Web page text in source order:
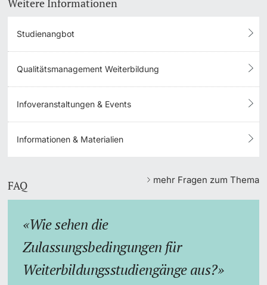
Weitere Informationen
Studienangbot
Qualitätsmanagement Weiterbildung
Infoveranstaltungen & Events
Informationen & Materialien
FAQ mehr Fragen zum Thema
Wie sehen die
Zulassungsbedingungen für
Weiterbildungsstudiengänge aus?